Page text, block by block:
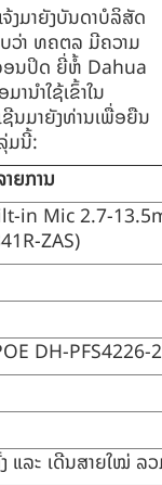
ງມາຍັງບັນດາບໍລິສັດ
ວ່າ ທຄຕລ ມີຄວາມ
ນປິດ ຍີ່ຫໍ້ Dahua
ນຳໃຊ້ເຂົ້າໃນ
ຊີນມາຍັງທ່ານເພື່ອຍືນ
ມນີ້:
ຍການ
in Mic 2.7-
ZAS)
DH-PFS4226-
ແລະ ເດີນສາຍໃໝ່ ລ